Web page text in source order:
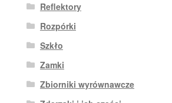
Reflektory
Rozpórki
Szkło
Zamki
Zbiorniki wyrównawcze